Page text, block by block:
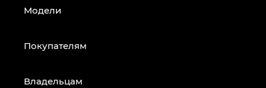
Модели
Покупателям
Владельцам